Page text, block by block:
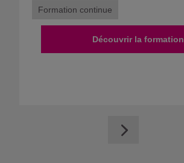
Formation continue
Découvrir la formation